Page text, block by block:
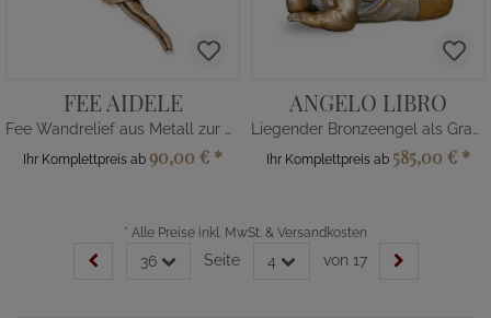
FEE AIDELE
Fee Wandrelief aus Metall zur Grabgestaltung
Ihr Komplettpreis ab 90,00 € *
ANGELO LIBRO
Liegender Bronzeengel als Grabfigur
Ihr Komplettpreis ab 585,00 € *
* Alle Preise inkl. MwSt. & Versandkosten
36 Seite 4 von 17